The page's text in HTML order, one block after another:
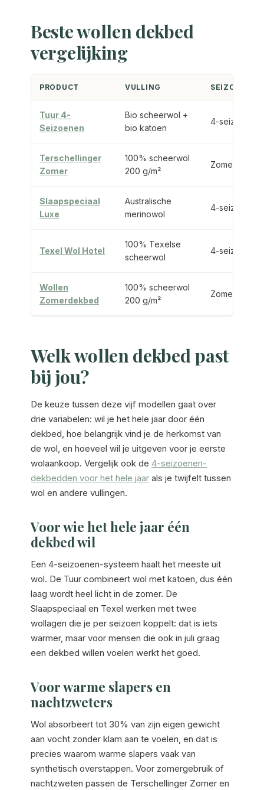
Beste wollen dekbed
vergelijking
PRODUCT VULLING SEIZOEN
Tuur 4-
Seizoenen
Bio scheerwol +
bio katoen
4-seizoenen
Terschellinger
Zomer
100% scheerwol
200 g/m²
Zomer/lente
Slaapspeciaal
Luxe
Australische
merinowol
4-seizoenen
Texel Wol Hotel
100% Texelse
scheerwol
4-seizoenen
Wollen
Zomerdekbed
100% scheerwol
200 g/m²
Zomer
Welk wollen dekbed past
bij jou?
De keuze tussen deze vijf modellen gaat over
drie variabelen: wil je het hele jaar door één
dekbed, hoe belangrijk vind je de herkomst van
de wol, en hoeveel wil je uitgeven voor je eerste
wolaankoop. Vergelijk ook de 4-seizoenen-
dekbedden voor het hele jaar als je twijfelt tussen
wol en andere vullingen.
Voor wie het hele jaar één
dekbed wil
Een 4-seizoenen-systeem haalt het meeste uit
wol. De Tuur combineert wol met katoen, dus één
laag wordt heel licht in de zomer. De
Slaapspeciaal en Texel werken met twee
wollagen die je per seizoen koppelt: dat is iets
warmer, maar voor mensen die ook in juli graag
een dekbed willen voelen werkt het goed.
Voor warme slapers en
nachtzweters
Wol absorbeert tot 30% van zijn eigen gewicht
aan vocht zonder klam aan te voelen, en dat is
precies waarom warme slapers vaak van
synthetisch overstappen. Voor zomergebruik of
nachtzweten passen de Terschellinger Zomer en